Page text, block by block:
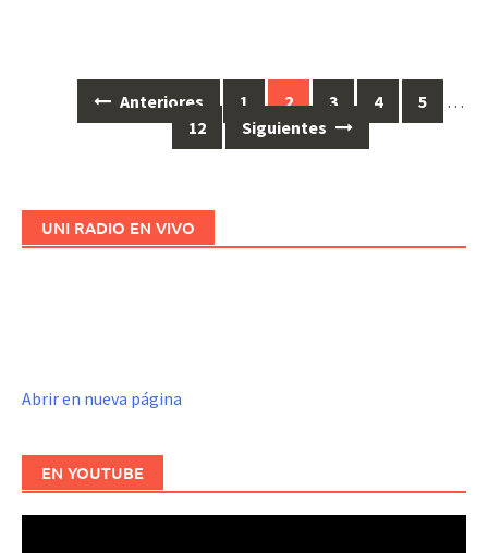
Anteriores 1 2 3 4 5
…
12
Siguientes
UNI RADIO EN VIVO
Abrir en nueva página
EN YOUTUBE